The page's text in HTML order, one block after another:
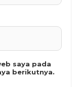
saya pada
berikutnya.